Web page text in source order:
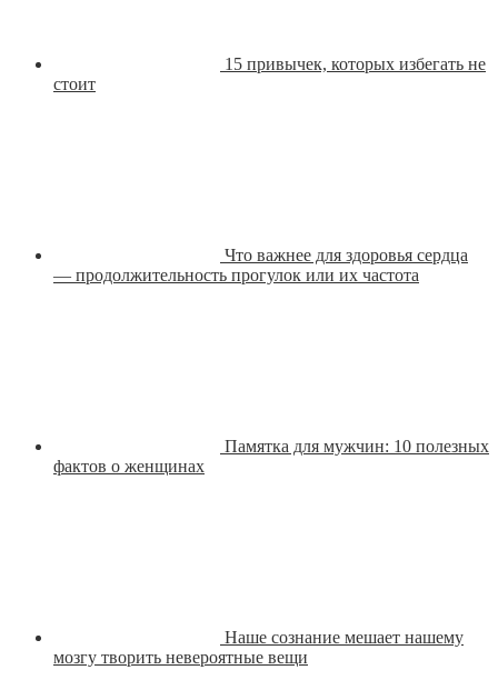
15 привычек, которых избегать не
стоит
Что важнее для здоровья сердца
— продолжительность прогулок или их частота
Памятка для мужчин: 10 полезных
фактов о женщинах
Наше сознание мешает нашему
мозгу творить невероятные вещи